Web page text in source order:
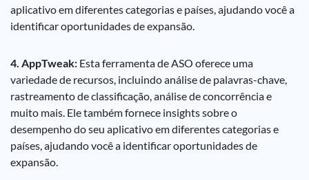
aplicativo em diferentes categorias e países, ajudando você a
identificar oportunidades de expansão.
4. AppTweak: Esta ferramenta de ASO oferece uma
variedade de recursos, incluindo análise de palavras-chave,
rastreamento de classificação, análise de concorrência e
muito mais. Ele também fornece insights sobre o
desempenho do seu aplicativo em diferentes categorias e
países, ajudando você a identificar oportunidades de
expansão.